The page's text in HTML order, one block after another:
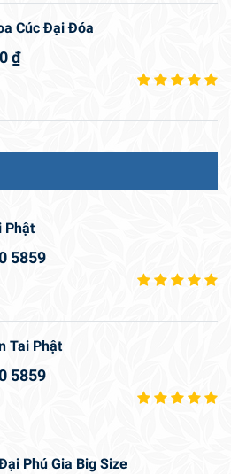
Cúc Đại Đóa
₫
Phật
5859
Tai Phật
5859
Phú Gia Big Size